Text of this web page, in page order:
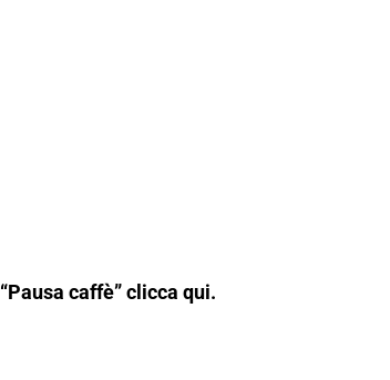
“Pausa caffè” clicca qui.